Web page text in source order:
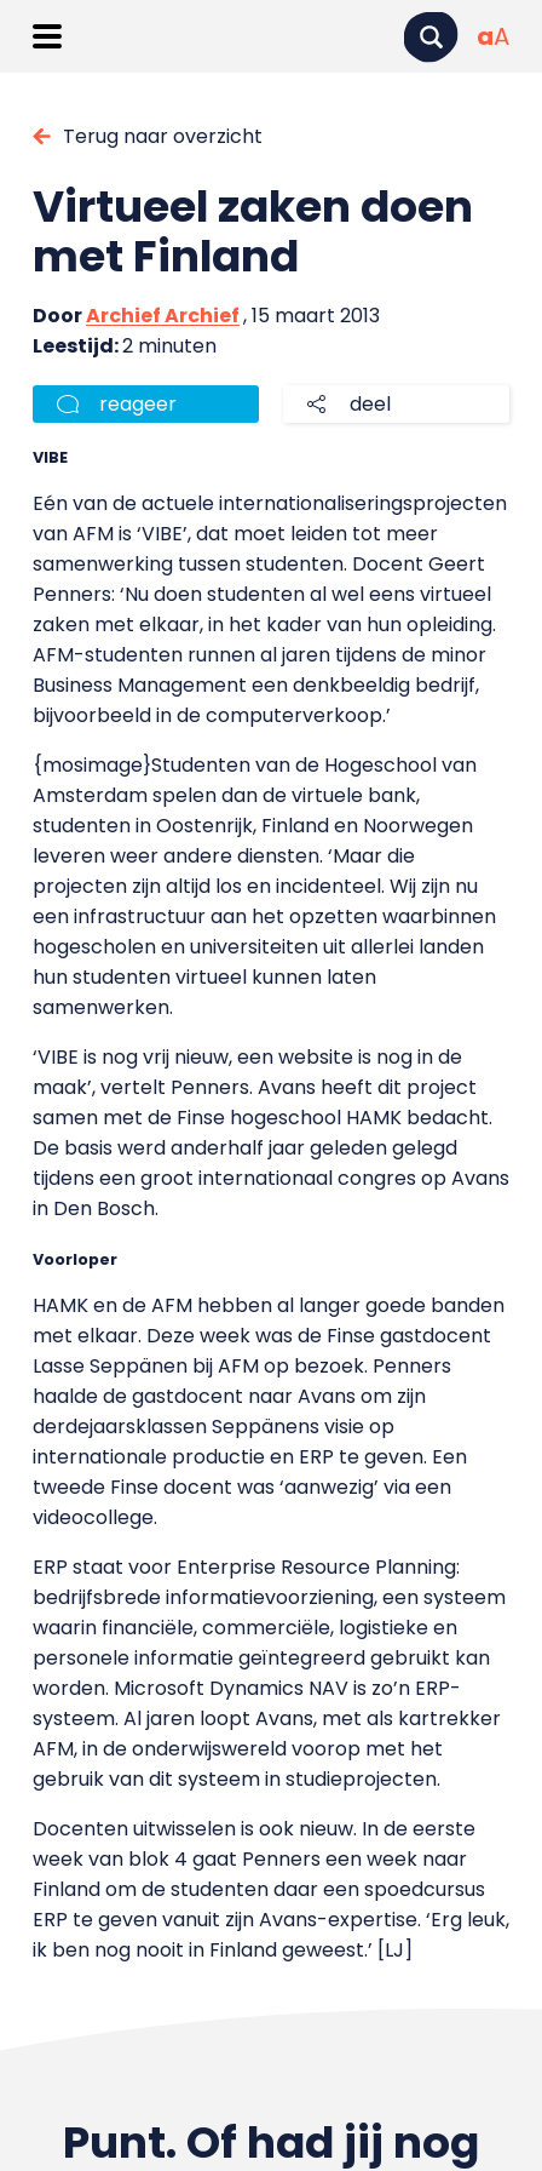
aA
Terug naar overzicht
Virtueel zaken doen
met Finland
DoorArchief Archief, 15 maart 2013
Leestijd:2 minuten
reageer deel
VIBE
Eén van de actuele internationaliseringsprojecten
van AFM is ‘VIBE’, dat moet leiden tot meer
samenwerking tussen studenten. Docent Geert
Penners: ‘Nu doen studenten al wel eens virtueel
zaken met elkaar, in het kader van hun opleiding.
AFM-studenten runnen al jaren tijdens de minor
Business Management een denkbeeldig bedrijf,
bijvoorbeeld in de computerverkoop.’
{mosimage}Studenten van de Hogeschool van
Amsterdam spelen dan de virtuele bank,
studenten in Oostenrijk, Finland en Noorwegen
leveren weer andere diensten. ‘Maar die
projecten zijn altijd los en incidenteel. Wij zijn nu
een infrastructuur aan het opzetten waarbinnen
hogescholen en universiteiten uit allerlei landen
hun studenten virtueel kunnen laten
samenwerken.
‘VIBE is nog vrij nieuw, een website is nog in de
maak’, vertelt Penners. Avans heeft dit project
samen met de Finse hogeschool HAMK bedacht.
De basis werd anderhalf jaar geleden gelegd
tijdens een groot internationaal congres op Avans
in Den Bosch.
Voorloper
HAMK en de AFM hebben al langer goede banden
met elkaar. Deze week was de Finse gastdocent
Lasse Seppänen bij AFM op bezoek. Penners
haalde de gastdocent naar Avans om zijn
derdejaarsklassen Seppänens visie op
internationale productie en ERP te geven. Een
tweede Finse docent was ‘aanwezig’ via een
videocollege.
ERP staat voor Enterprise Resource Planning:
bedrijfsbrede informatievoorziening, een systeem
waarin financiële, commerciële, logistieke en
personele informatie geïntegreerd gebruikt kan
worden. Microsoft Dynamics NAV is zo’n ERP-
systeem. Al jaren loopt Avans, met als kartrekker
AFM, in de onderwijswereld voorop met het
gebruik van dit systeem in studieprojecten.
Docenten uitwisselen is ook nieuw. In de eerste
week van blok 4 gaat Penners een week naar
Finland om de studenten daar een spoedcursus
ERP te geven vanuit zijn Avans-expertise. ‘Erg leuk,
ik ben nog nooit in Finland geweest.’ [LJ]
Punt. Of had jij nog